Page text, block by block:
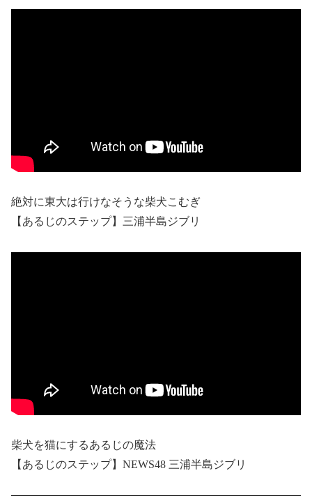
絶対に東大は行けなそうな柴犬こむぎ
【あるじのステップ】三浦半島ジブリ
柴犬を猫にするあるじの魔法
【あるじのステップ】NEWS48 三浦半島ジブリ